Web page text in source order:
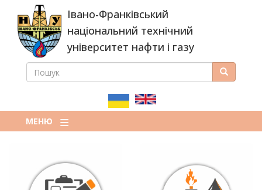
основного
вмісту
Івано-Франківський
національний технічний
університет нафти і газу
ПОШУКОВА
ПОШУК Пошук
МЕНЮ